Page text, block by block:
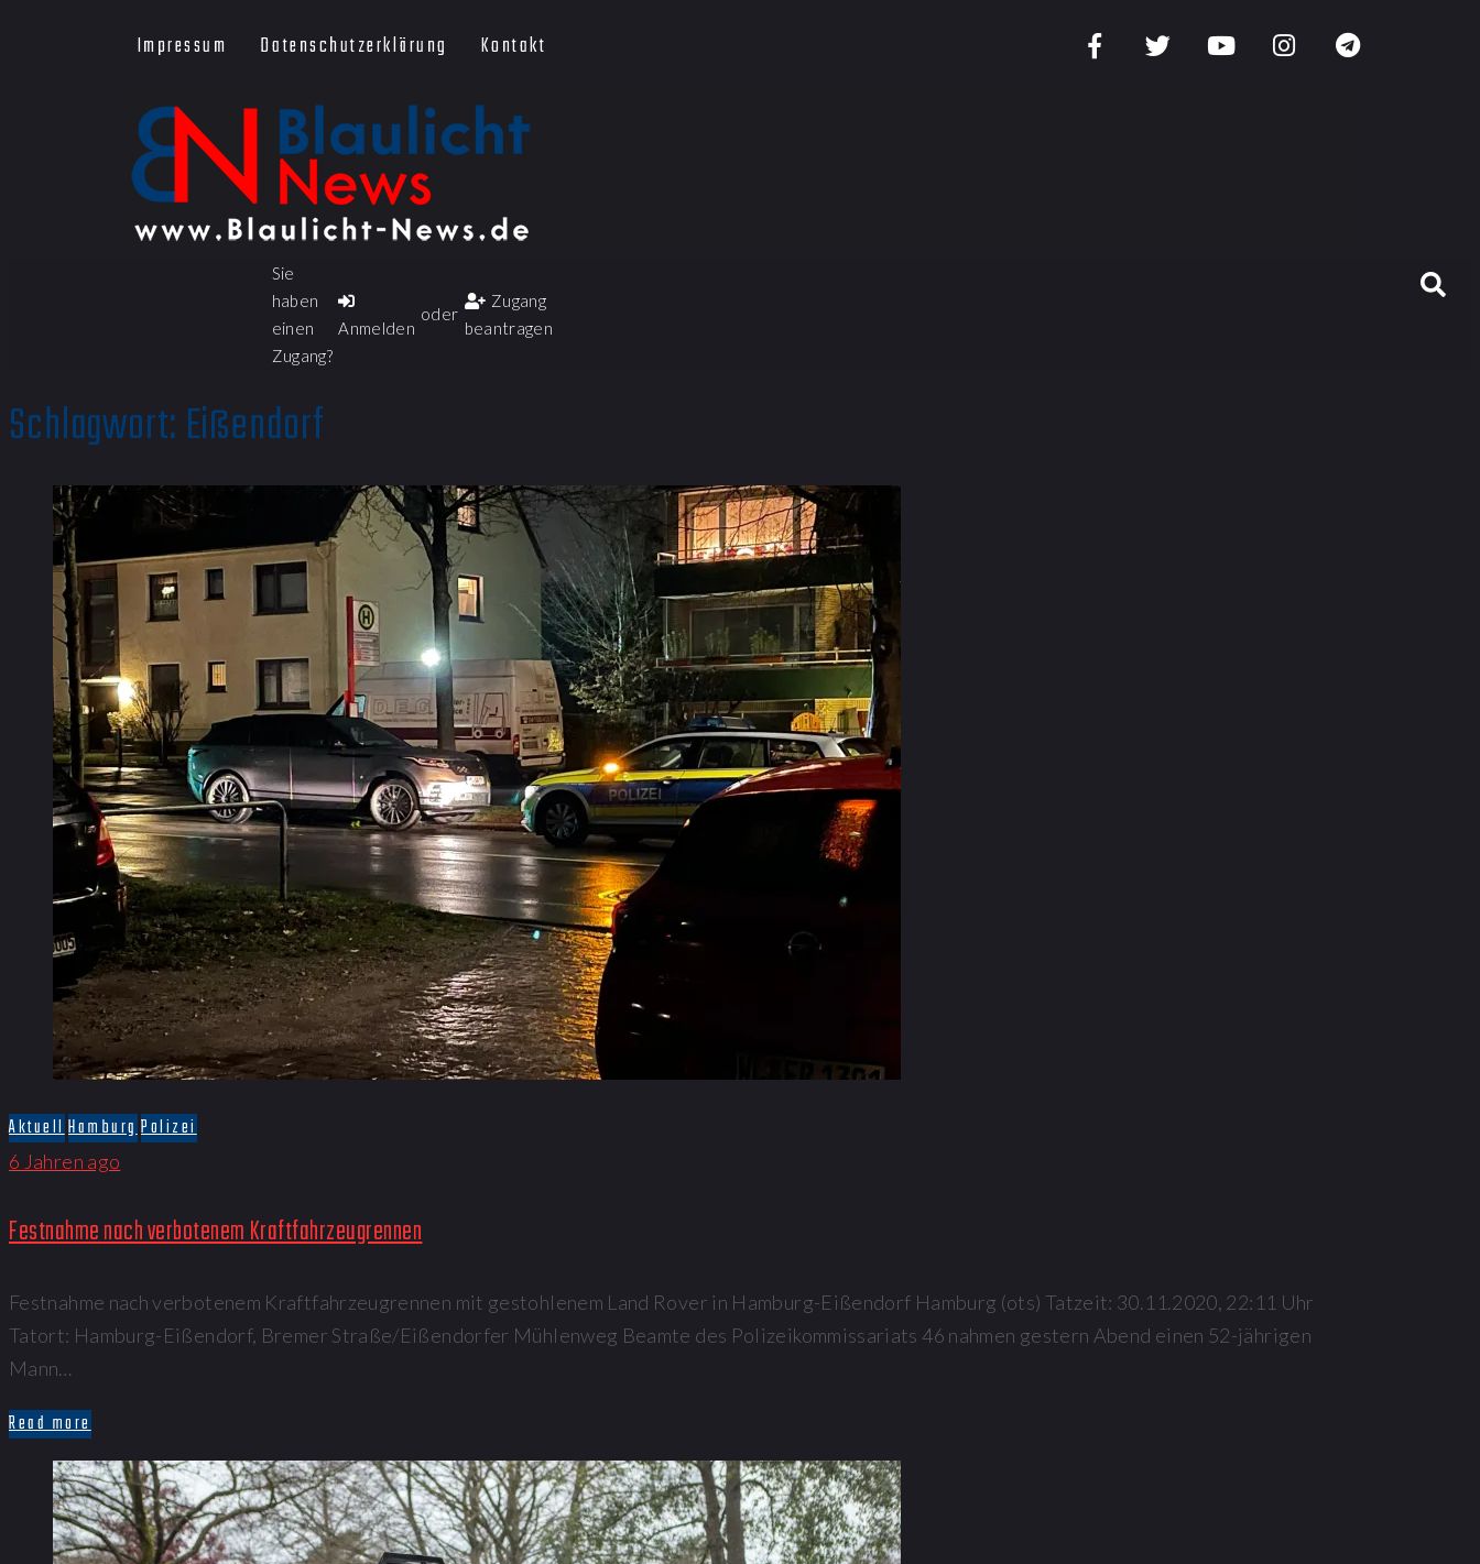
Impressum Datenschutzerklärung Kontakt
Sie
haben
einen
Zugang?
Anmelden
oder
Zugang
beantragen
Schlagwort:Eißendorf
AktuellHamburgPolizei
6 Jahren ago
Festnahme nach verbotenem Kraftfahrzeugrennen
Festnahme nach verbotenem Kraftfahrzeugrennen mit gestohlenem Land Rover in Hamburg-Eißendorf Hamburg (ots) Tatzeit: 30.11.2020, 22:11 Uhr
Tatort: Hamburg-Eißendorf, Bremer Straße/Eißendorfer Mühlenweg Beamte des Polizeikommissariats 46 nahmen gestern Abend einen 52-jährigen
Mann…
Read more